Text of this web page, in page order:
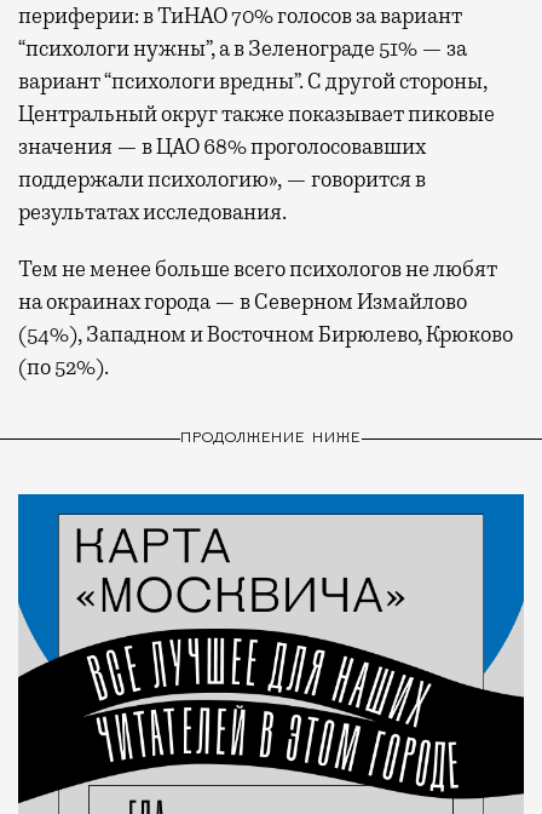
периферии: в ТиНАО 70% голосов за вариант
“психологи нужны”, а в Зеленограде 51% — за
вариант “психологи вредны”. С другой стороны,
Центральный округ также показывает пиковые
значения — в ЦАО 68% проголосовавших
поддержали психологию», — говорится в
результатах исследования.
Тем не менее больше всего психологов не любят
на окраинах города — в Северном Измайлово
(54%), Западном и Восточном Бирюлево, Крюково
(по 52%).
ПРОДОЛЖЕНИЕ НИЖЕ